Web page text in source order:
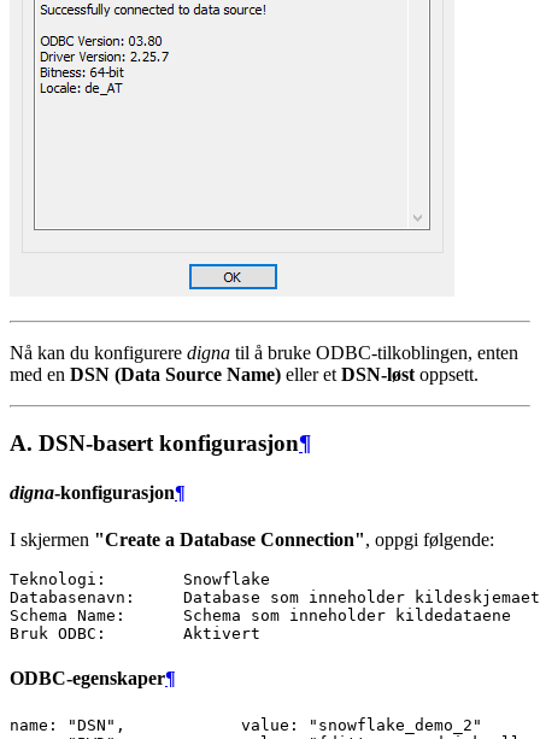
Nå kan du konfigurere digna til å bruke ODBC-tilkoblingen, enten
med en DSN (Data Source Name) eller et DSN-løst oppsett.
A. DSN-basert konfigurasjon¶
digna-konfigurasjon¶
I skjermen "Create a Database Connection", oppgi følgende:
Teknologi:        Snowflake
Databasenavn:     Database som inneholder kildeskjemaet
Schema Name:      Schema som inneholder kildedataene
ODBC-egenskaper¶
name: "DSN",            value: "snowflake_demo_2"